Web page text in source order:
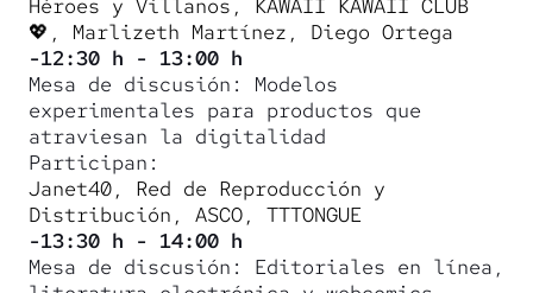
Héroes y Villanos, KAWAII KAWAII CLUB
💖, Marlizeth Martínez, Diego Ortega
-12:30 h - 13:00 h
Mesa de discusión: Modelos
experimentales para productos que
atraviesan la digitalidad
Participan:
Janet40, Red de Reproducción y
Distribución, ASCO, TTTONGUE
-13:30 h - 14:00 h
Mesa de discusión: Editoriales en línea,